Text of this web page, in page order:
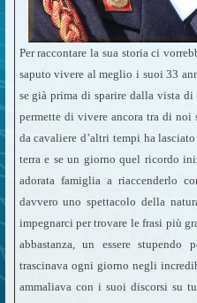
Per raccontare la sua storia ci
saputo vivere al meglio i suoi 33
se già prima di sparire dalla vista
permette di vivere ancora tra di noi
da cavaliere d’altri tempi ha
terra e se un giorno quel ricordo
adorata famiglia a riaccenderlo
davvero uno spettacolo della
impegnarci per trovare le frasi più
abbastanza, un essere
trascinava ogni giorno negli
ammaliava con i suoi discorsi su